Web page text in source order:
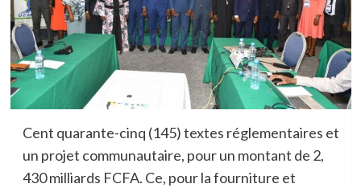
Cent quarante-cinq (145) textes réglementaires et
un projet communautaire, pour un montant de 2,
430 milliards FCFA. Ce, pour la fourniture et